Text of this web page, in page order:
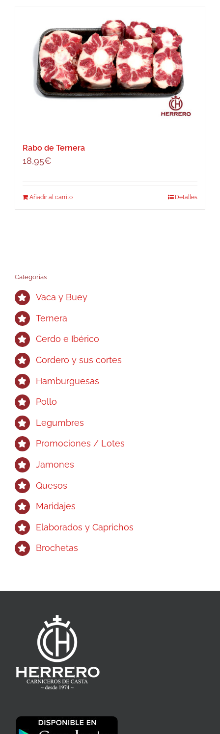
Rabo de Ternera
18,95€
Añadir al carrito Detalles
Categorías
Vaca y Buey
Ternera
Cerdo e Ibérico
Cordero y sus cortes
Hamburguesas
Pollo
Legumbres
Promociones / Lotes
Jamones
Quesos
Maridajes
Elaborados y Caprichos
Brochetas